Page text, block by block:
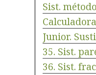
Sist.
Junior.
35. Sist.
36. Sist.